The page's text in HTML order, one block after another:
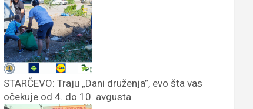
STARČEVO: Traju „Dani druženja”, evo šta vas
očekuje od 4. do 10. avgusta